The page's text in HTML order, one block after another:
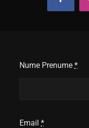
Nume Prenume*
Email*